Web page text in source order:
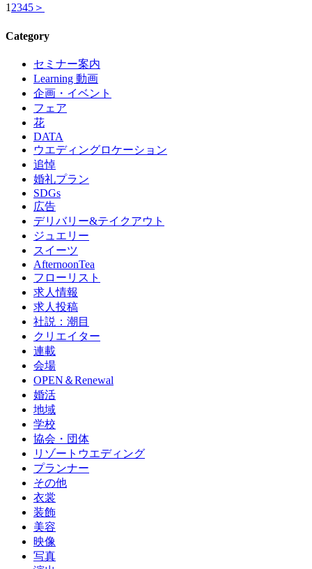
1 2345 ＞
Category
セミナー案内
Learning 動画
企画・イベント
フェア
花
DATA
ウエディングロケーション
追悼
婚礼プラン
SDGs
広告
デリバリー&テイクアウト
ジュエリー
スイーツ
AfternoonTea
フローリスト
求人情報
求人投稿
社説：潮目
クリエイター
連載
会場
OPEN＆Renewal
婚活
地域
学校
協会・団体
リゾートウエディング
プランナー
その他
衣裳
装飾
美容
映像
写真